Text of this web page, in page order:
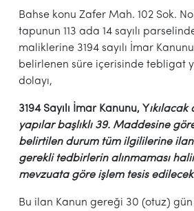
Bahse konu Zafer Mah. 102 Sok.
tapunun 113 ada 14 sayılı
maliklerine 3194 sayılı İmar
belirlenen süre içerisinde tebligat
dolayı,
3194 Sayılı İmar Kanunu, Y
yapılar başlıklı 39. Maddesine
belirtilen durum tüm ilgililerine
gerekli tedbirlerin alınmaması
mevzuata göre işlem tesis
Bu ilan Kanun gereği 30 (otuz)